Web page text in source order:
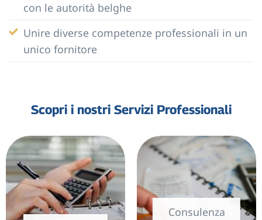
con le autorità belghe
Unire diverse competenze professionali in un
unico fornitore
Scopri i nostri Servizi Professionali
Consulenza